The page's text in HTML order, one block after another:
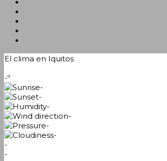
El clima en Iquitos
-º
-
-
-
-
-
-
-
-